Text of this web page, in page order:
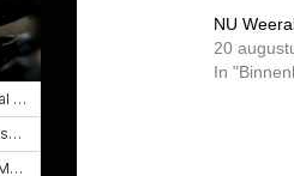
NU
20
In